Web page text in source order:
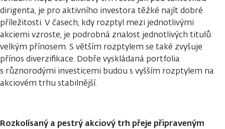
dirigenta, je pro aktivního investora těžké najít dobré
příležitosti. V časech, kdy rozptyl mezi jednotlivými
akciemi vzroste, je podrobná znalost jednotlivých titulů
velkým přínosem. S větším rozptylem se také zvyšuje
přínos diverzifikace. Dobře vyskládaná portfolia
s různorodými investicemi budou s vyšším rozptylem na
akciovém trhu stabilnější.
Rozkolísaný a pestrý akciový trh přeje připraveným